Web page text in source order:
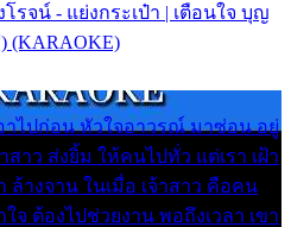
รจน์ - แย่งกระเป๋า | เตือนใจ บุญ
(KARAOKE)
าไปก่อน หัวใจอาวรณ์ มาซ่อน อยู่
าว ส่งยิ้ม ให้คนไปทั่ว แต่เรา เฝ้า
ล้างจาน ในเมื่อ เจ้าสาว คือคน
จ ต้องไปช่วยงาน พอถึงเวลา เขา